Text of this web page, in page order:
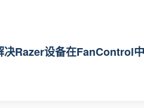
决Razer设备在FanControl